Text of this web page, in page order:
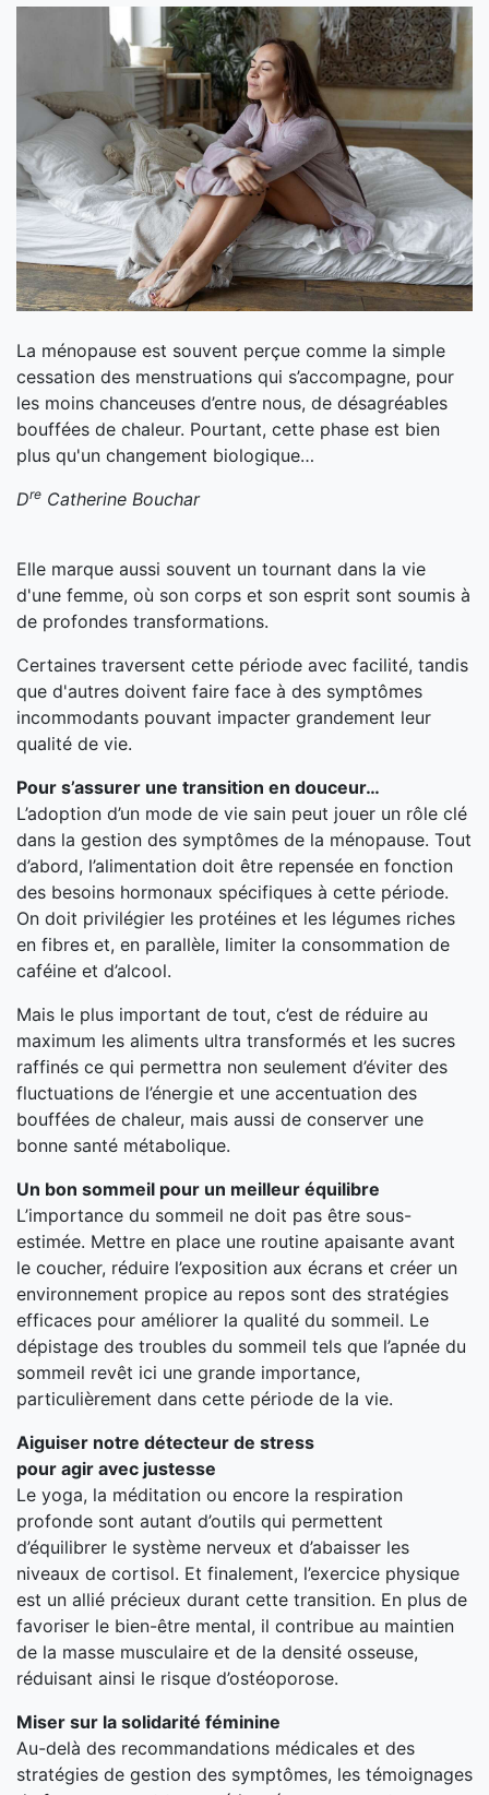
La ménopause est souvent perçue comme la simple
cessation des menstruations qui s’accompagne, pour
les moins chanceuses d’entre nous, de désagréables
bouffées de chaleur. Pourtant, cette phase est bien
plus qu'un changement biologique…
Dre Catherine Bouchar
Elle marque aussi souvent un tournant dans la vie
d'une femme, où son corps et son esprit sont soumis à
de profondes transformations.
Certaines traversent cette période avec facilité, tandis
que d'autres doivent faire face à des symptômes
incommodants pouvant impacter grandement leur
qualité de vie.
Pour s’assurer une transition en douceur…
L’adoption d’un mode de vie sain peut jouer un rôle clé
dans la gestion des symptômes de la ménopause. Tout
d’abord, l’alimentation doit être repensée en fonction
des besoins hormonaux spécifiques à cette période.
On doit privilégier les protéines et les légumes riches
en fibres et, en parallèle, limiter la consommation de
caféine et d’alcool.
Mais le plus important de tout, c’est de réduire au
maximum les aliments ultra transformés et les sucres
raffinés ce qui permettra non seulement d’éviter des
fluctuations de l’énergie et une accentuation des
bouffées de chaleur, mais aussi de conserver une
bonne santé métabolique.
Un bon sommeil pour un meilleur équilibre
L’importance du sommeil ne doit pas être sous-
estimée. Mettre en place une routine apaisante avant
le coucher, réduire l’exposition aux écrans et créer un
environnement propice au repos sont des stratégies
efficaces pour améliorer la qualité du sommeil. Le
dépistage des troubles du sommeil tels que l’apnée du
sommeil revêt ici une grande importance,
particulièrement dans cette période de la vie.
Aiguiser notre détecteur de stress
pour agir avec justesse
Le yoga, la méditation ou encore la respiration
profonde sont autant d’outils qui permettent
d’équilibrer le système nerveux et d’abaisser les
niveaux de cortisol. Et finalement, l’exercice physique
est un allié précieux durant cette transition. En plus de
favoriser le bien-être mental, il contribue au maintien
de la masse musculaire et de la densité osseuse,
réduisant ainsi le risque d’ostéoporose.
Miser sur la solidarité féminine
Au-delà des recommandations médicales et des
stratégies de gestion des symptômes, les témoignages